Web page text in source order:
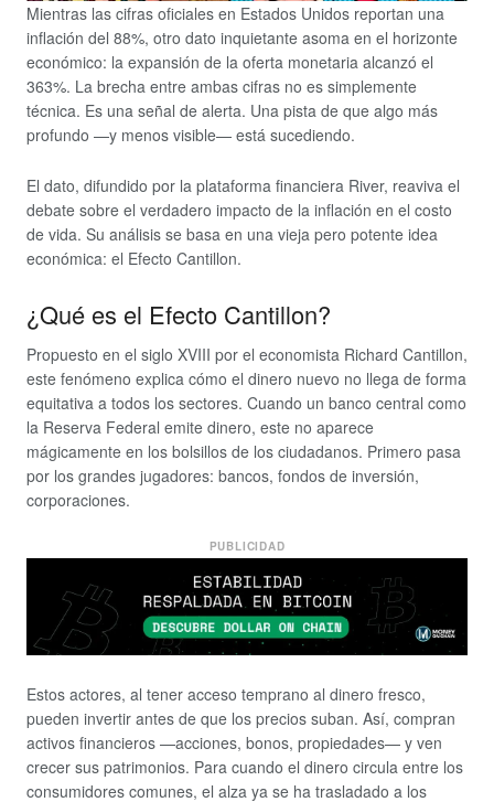
Mientras las cifras oficiales en Estados Unidos reportan una
inflación del 88%, otro dato inquietante asoma en el horizonte
económico: la expansión de la oferta monetaria alcanzó el
363%. La brecha entre ambas cifras no es simplemente
técnica. Es una señal de alerta. Una pista de que algo más
profundo —y menos visible— está sucediendo.
El dato, difundido por la plataforma financiera River, reaviva el
debate sobre el verdadero impacto de la inflación en el costo
de vida. Su análisis se basa en una vieja pero potente idea
económica: el Efecto Cantillon.
¿Qué es el Efecto Cantillon?
Propuesto en el siglo XVIII por el economista Richard Cantillon,
este fenómeno explica cómo el dinero nuevo no llega de forma
equitativa a todos los sectores. Cuando un banco central como
la Reserva Federal emite dinero, este no aparece
mágicamente en los bolsillos de los ciudadanos. Primero pasa
por los grandes jugadores: bancos, fondos de inversión,
corporaciones.
PUBLICIDAD
Estos actores, al tener acceso temprano al dinero fresco,
pueden invertir antes de que los precios suban. Así, compran
activos financieros —acciones, bonos, propiedades— y ven
crecer sus patrimonios. Para cuando el dinero circula entre los
consumidores comunes, el alza ya se ha trasladado a los